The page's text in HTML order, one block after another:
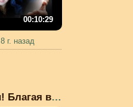
00:10:29
8 г. назад
Народ един! Благая вест...